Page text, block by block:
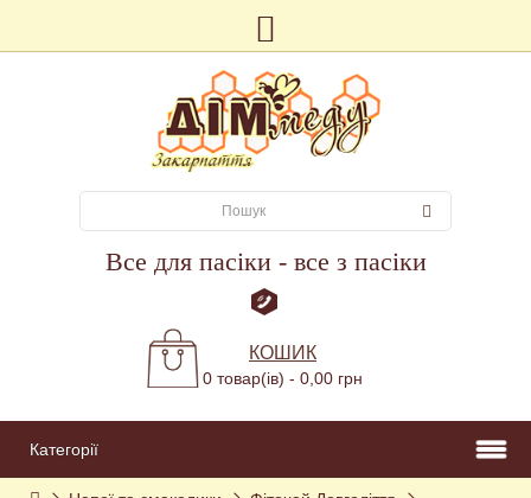
Все для пасіки - все з пасіки
КОШИК
0 товар(ів) - 0,00 грн
Категорії